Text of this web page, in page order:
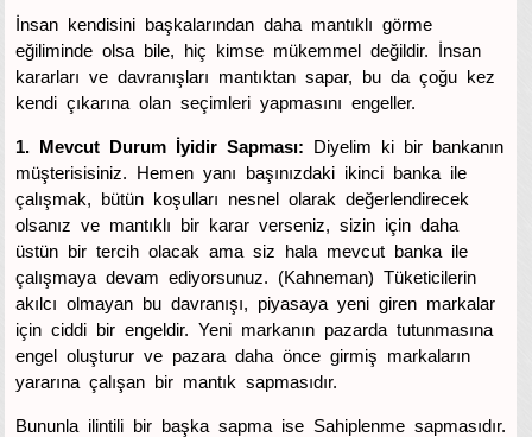
İnsan kendisini başkalarından daha mantıklı görme
eğiliminde olsa bile, hiç kimse mükemmel değildir. İnsan
kararları ve davranışları mantıktan sapar, bu da çoğu kez
kendi çıkarına olan seçimleri yapmasını engeller.
1. Mevcut Durum İyidir Sapması: Diyelim ki bir bankanın
müşterisisiniz. Hemen yanı başınızdaki ikinci banka ile
çalışmak, bütün koşulları nesnel olarak değerlendirecek
olsanız ve mantıklı bir karar verseniz, sizin için daha
üstün bir tercih olacak ama siz hala mevcut banka ile
çalışmaya devam ediyorsunuz. (Kahneman) Tüketicilerin
akılcı olmayan bu davranışı, piyasaya yeni giren markalar
için ciddi bir engeldir. Yeni markanın pazarda tutunmasına
engel oluşturur ve pazara daha önce girmiş markaların
yararına çalışan bir mantık sapmasıdır.
Bununla ilintili bir başka sapma ise Sahiplenme sapmasıdır.